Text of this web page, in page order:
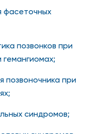
фасеточных
позвонков при
позвоночника при
синдромов;